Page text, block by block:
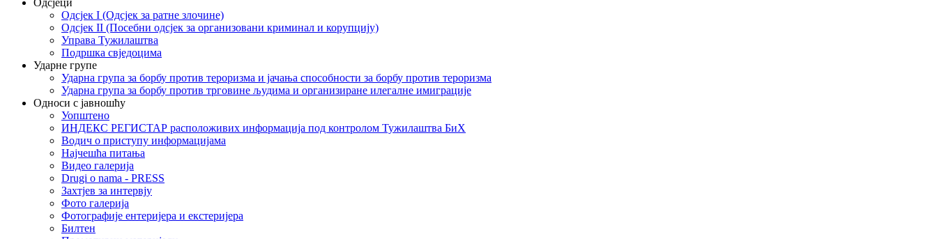
Одсјеци
Одсјек I (Одсјек за ратне злочине)
Одсјек II (Посебни одсјек за организовани криминал и корупцију)
Управа Тужилаштва
Подршка свједоцима
Ударне групе
Ударна група за борбу против тероризма и јачања способности за борбу против тероризма
Ударна група за борбу против трговине људима и организиране илегалне имиграције
Односи с јавношћу
Уопштено
ИНДЕКС РЕГИСТАР расположивих информација под контролом Тужилаштва БиХ
Водич о приступу информацијама
Најчешћа питања
Видео галерија
Drugi o nama - PRESS
Захтјев за интервју
Фото галерија
Фотографије ентеријера и екстеријера
Билтен